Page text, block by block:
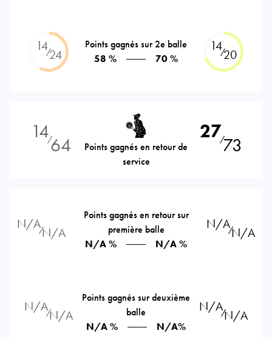
14⁄24
Points gagnés sur 2e balle
58 %
70 %
14⁄20
14⁄64
Points gagnés en retour de
service
27⁄73
N/A⁄N/A
Points gagnés en retour sur
première balle
N/A %
N/A %
N/A⁄N/A
N/A⁄N/A
Points gagnés sur deuxième
balle
N/A %
N/A%
N/A⁄N/A